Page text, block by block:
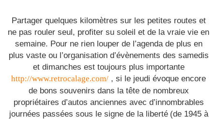
Partager quelques kilomètres sur les petites routes et
ne pas rouler seul, profiter su soleil et de la vraie vie en
semaine. Pour ne rien louper de l’agenda de plus en
plus vaste ou l’organisation d’évènements des samedis
et dimanches est toujours plus importante
http://www.retrocalage.com/ , si le jeudi évoque encore
de bons souvenirs dans la tête de nombreux
propriétaires d’autos anciennes avec d’innombrables
journées passées sous le signe de la liberté (de 1945 à